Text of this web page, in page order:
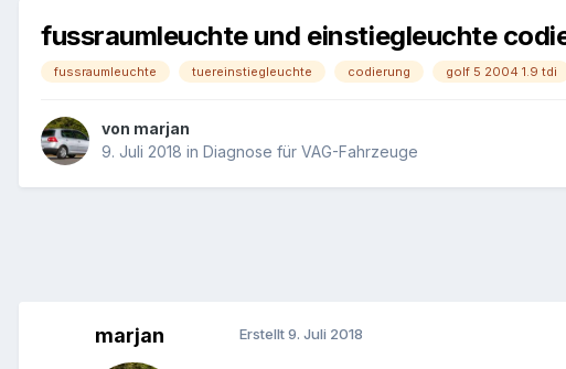
fussraumleuchte und einstiegleuchte
fussraumleuchte tuereinstiegleuchte codierung golf 5 2004 1.9 tdi
von marjan
9. Juli 2018 in Diagnose für VAG-Fahrzeuge
marjan Erstellt9. Juli 2018